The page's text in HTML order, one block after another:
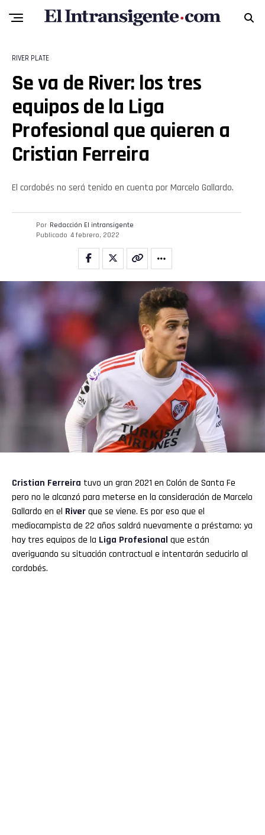
RIVER PLATE
Se va de River: los tres
equipos de la Liga
Profesional que quieren a
Cristian Ferreira
El cordobés no será tenido en cuenta por Marcelo Gallardo.
Por Redacción El intransigente
Publicado 4 febrero, 2022
Cristian Ferreira tuvo un gran 2021 en Colón de Santa Fe
pero no le alcanzó para meterse en la consideración de Marcelo
Gallardo en el Riverque se viene. Es por eso que el
mediocampista de 22 años saldrá nuevamente a préstamo: ya
hay tres equipos de la Liga Profesional que están
averiguando su situación contractual e intentarán seducirlo al
cordobés.
Flipboard
Reddit
Email